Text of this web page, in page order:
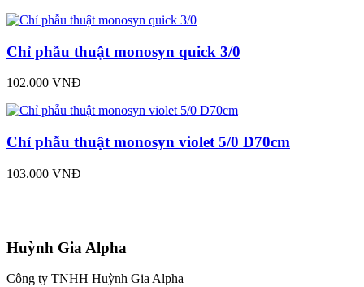
Chỉ phẫu thuật monosyn quick 3/0
102.000 VNĐ
Chỉ phẫu thuật monosyn violet 5/0 D70cm
103.000 VNĐ
Huỳnh Gia Alpha
Công ty TNHH Huỳnh Gia Alpha